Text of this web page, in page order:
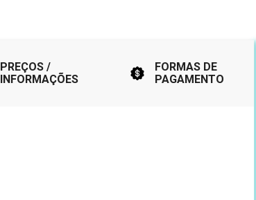
PREÇOS /
INFORMAÇÕES
FORMAS DE
PAGAMENTO